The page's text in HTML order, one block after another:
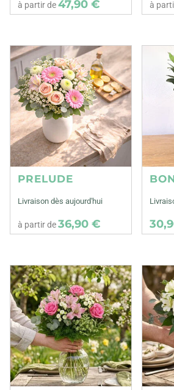
à partir de47,90 € à
PRELUDE
Livraison dès aujourd'hui
à partir de36,90 €